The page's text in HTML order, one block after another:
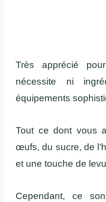
Très apprécié
nécessite ni
équipements
Tout ce dont vous
œufs, du sucre, de
et une touche de
Cependant, ce